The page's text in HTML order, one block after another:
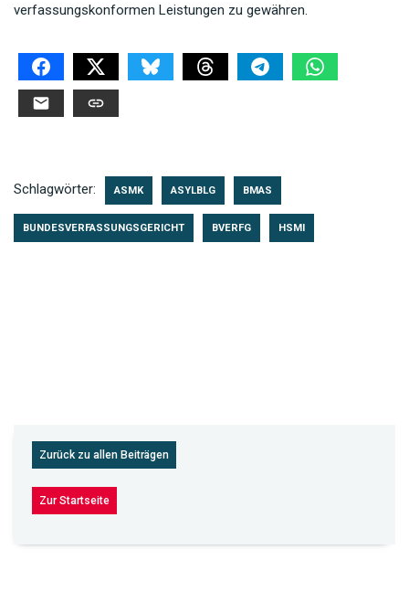
verfassungskonformen Leistungen zu gewähren.
Schlagwörter: ASMK ASYLBLG BMAS
BUNDESVERFASSUNGSGERICHT BVERFG HSMI
Zurück zu allen Beiträgen
Zur Startseite